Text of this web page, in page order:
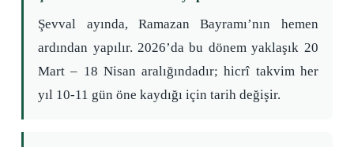
Şevval ayında, Ramazan Bayramı’nın hemen
ardından yapılır. 2026’da bu dönem yaklaşık 20
Mart – 18 Nisan aralığındadır; hicrî takvim her
yıl 10-11 gün öne kaydığı için tarih değişir.